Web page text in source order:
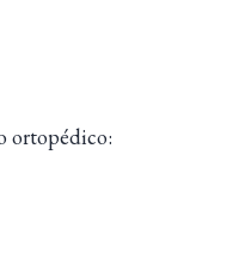
ortopédico: